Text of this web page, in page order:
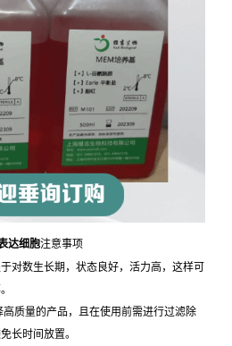
达细胞注意事项
对数生长期，状态良好，活力高，这样可
质量的产品，且在使用前需进行过滤除
长时间放置。